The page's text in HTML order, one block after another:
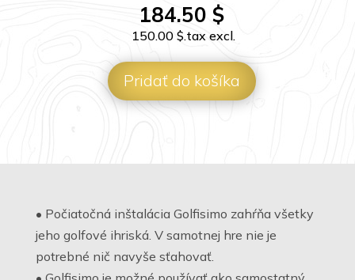
184.50$
150.00$.tax excl.
Pridať do košíka
• Počiatočná inštalácia Golfisimo zahŕňa všetky
jeho golfové ihriská. V samotnej hre nie je
potrebné nič navyše sťahovať.